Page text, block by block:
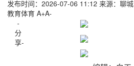
发布时间：2026-07-06 11:12 来源：聊城
教育体育 A+A-
-
分
享-